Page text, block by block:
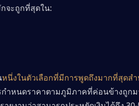
จะถูกที่สุดใน:
หนึ่งในตัวเลือกที่มีการพูดถึงมากที่สุดส
กำหนดราคาตามภูมิภาคที่ค่อนข้างถูก